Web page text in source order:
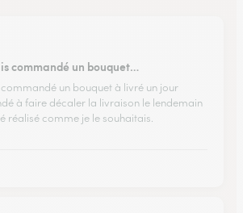
commandé un bouquet…
un bouquet à livré un jour
à faire décaler la livraison le lendemain
réalisé comme je le souhaitais.